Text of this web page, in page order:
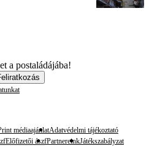
a postaládájába!
médiaajánlatAdatvédelmi tájékoztató
Előfizetői ászfPartnereinkJátékszabályzat